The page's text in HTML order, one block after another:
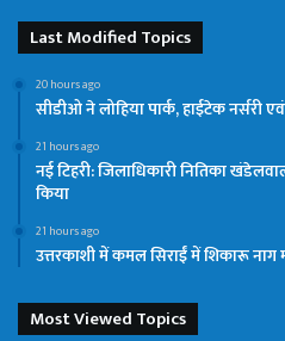
Last Modified Topics
20 hours ago
सीडीओ ने लोहिया पार्क, हाईटेक नर्सरी
21 hours ago
नई टिहरी: जिलाधिकारी नितिका
किया
21 hours ago
उत्तरकाशी में कमल सिराईं में शिकारू
Most Viewed Topics